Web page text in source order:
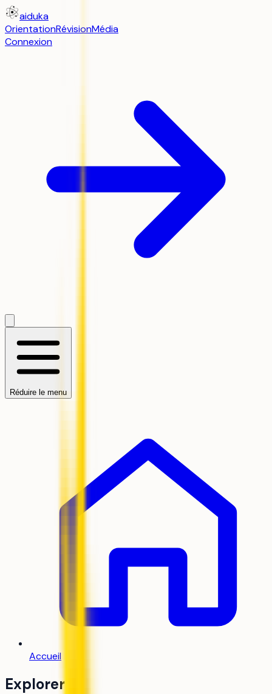
aiduka
OrientationRévisionMédia
Connexion
Réduire le menu
Accueil
Explorer